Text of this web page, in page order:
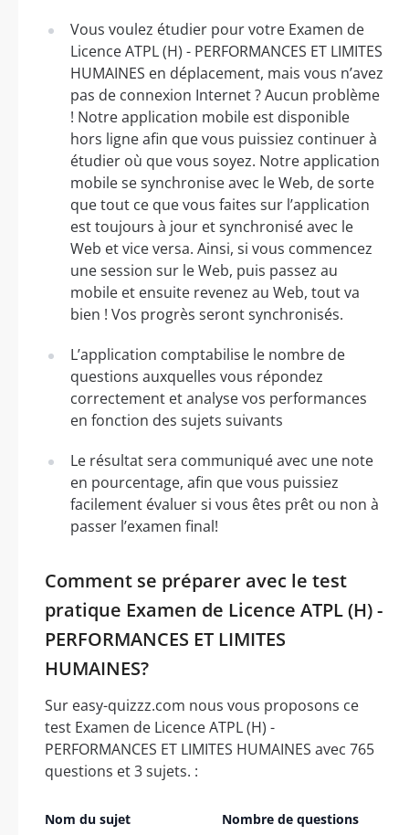
Vous voulez étudier pour votre Examen de
Licence ATPL (H) - PERFORMANCES ET LIMITES
HUMAINES en déplacement, mais vous n’avez
pas de connexion Internet ? Aucun problème
! Notre application mobile est disponible
hors ligne afin que vous puissiez continuer à
étudier où que vous soyez. Notre application
mobile se synchronise avec le Web, de sorte
que tout ce que vous faites sur l’application
est toujours à jour et synchronisé avec le
Web et vice versa. Ainsi, si vous commencez
une session sur le Web, puis passez au
mobile et ensuite revenez au Web, tout va
bien ! Vos progrès seront synchronisés.
L’application comptabilise le nombre de
questions auxquelles vous répondez
correctement et analyse vos performances
en fonction des sujets suivants
Le résultat sera communiqué avec une note
en pourcentage, afin que vous puissiez
facilement évaluer si vous êtes prêt ou non à
passer l’examen final!
Comment se préparer avec le test
pratique Examen de Licence ATPL (H) -
PERFORMANCES ET LIMITES
HUMAINES?
Sur easy-quizzz.com nous vous proposons ce
test Examen de Licence ATPL (H) -
PERFORMANCES ET LIMITES HUMAINES avec 765
questions et 3 sujets. :
Nom du sujet Nombre de questions